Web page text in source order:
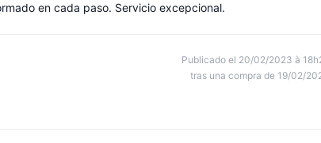
en cada paso. Servicio excepcional.
Publicado el 20/02/2023 à
tras una compra de 19/02/